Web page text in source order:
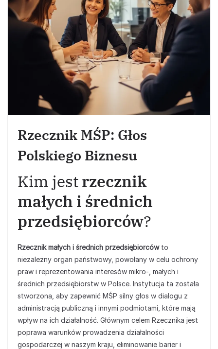
Rzecznik MŚP: Głos
Polskiego Biznesu
Kim jestrzecznik
małych i średnich
przedsiębiorców?
Rzecznik małych i średnich przedsiębiorcówto
niezależny organ państwowy, powołany w celu ochrony
praw i reprezentowania interesów mikro-, małych i
średnich przedsiębiorstw w Polsce. Instytucja ta została
stworzona, aby zapewnić MŚP silny głos w dialogu z
administracją publiczną i innymi podmiotami, które mają
wpływ na ich działalność. Głównym celem Rzecznika jest
poprawa warunków prowadzenia działalności
gospodarczej w naszym kraju, eliminowanie barier i